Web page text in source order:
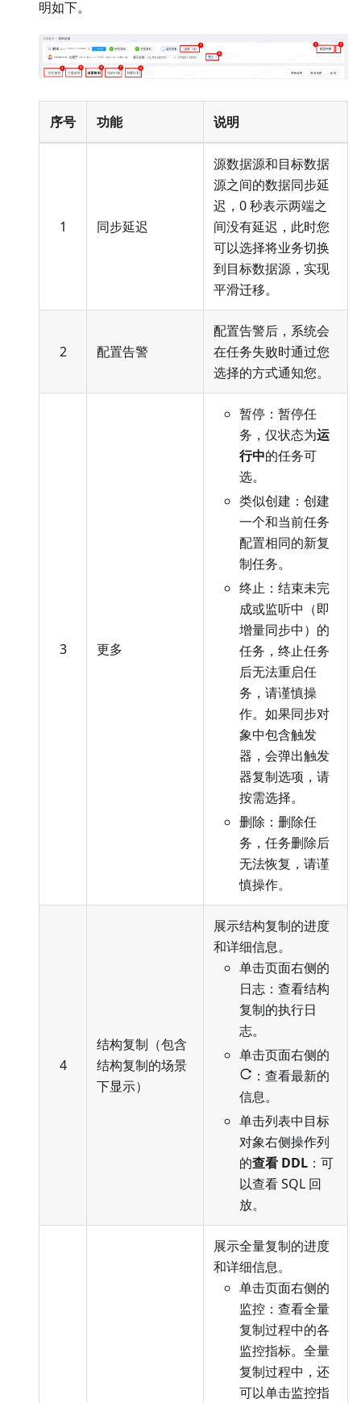
明如下。
序号 功能 说明
1 同步延迟
源数据源和目标数据
源之间的数据同步延
迟，0 秒表示两端之
间没有延迟，此时您
可以选择将业务切换
到目标数据源，实现
平滑迁移。
2 配置告警
配置告警后，系统会
在任务失败时通过您
选择的方式通知您。
3 更多
暂停：暂停任
务，仅状态为运
行中的任务可
选。
类似创建：创建
一个和当前任务
配置相同的新复
制任务。
终止：结束未完
成或监听中（即
增量同步中）的
任务，终止任务
后无法重启任
务，请谨慎操
作。如果同步对
象中包含触发
器，会弹出触发
器复制选项，请
按需选择。
删除：删除任
务，任务删除后
无法恢复，请谨
慎操作。
4
结构复制（包含
结构复制的场景
下显示）
展示结构复制的进度
和详细信息。
单击页面右侧的
日志：查看结构
复制的执行日
志。
单击页面右侧的
：查看最新的
信息。
单击列表中目标
对象右侧操作列
的查看 DDL ：可
以查看 SQL 回
放。
展示全量复制的进度
和详细信息。
单击页面右侧的
监控：查看全量
复制过程中的各
监控指标。全量
复制过程中，还
可以单击监控指